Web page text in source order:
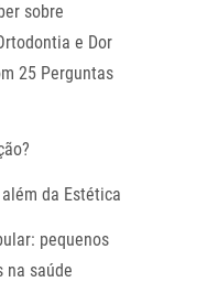
sobre
e Dor
25 Perguntas
da Estética
pequenos
na saúde